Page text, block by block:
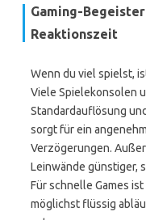
Gaming-
Reaktionszeit
Wenn du viel spielst,
Viele Spielekonsolen
Standardauflösung
sorgt für ein
Verzögerungen.
Leinwände günstiger,
Für schnelle Games
möglichst flüssig